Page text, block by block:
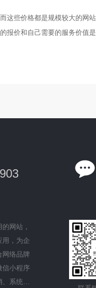
这些价格都是规模较大的网
报价和自己需要的服务价值
网站，
用，为企
网络品牌
信小程序
系统平